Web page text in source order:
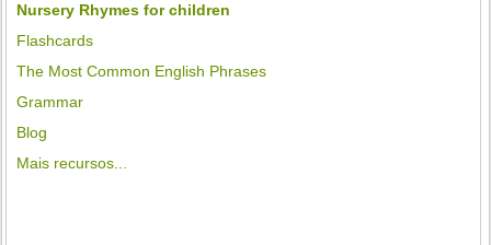
Nursery Rhymes for children
Flashcards
The Most Common English Phrases
Grammar
Blog
Mais recursos...